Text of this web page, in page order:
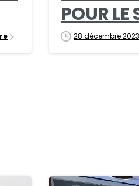
POUR LE
28 décembre 2023